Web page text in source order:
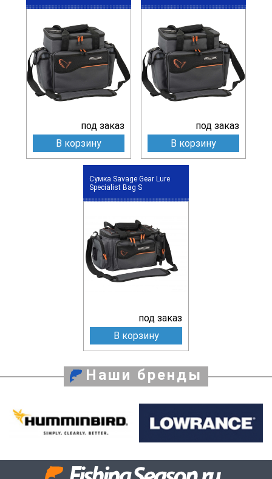
под заказ
В корзину
под заказ
В корзину
Сумка Savage Gear Lure
Specialist Bag S
под заказ
В корзину
Наши бренды